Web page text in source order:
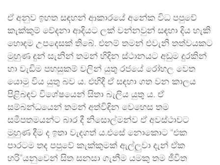
ඒ අනුව ඉහත සඳහන් ආකාරයේ අනේක විධ පපුවේ
කැක්කුම් වේදනා ආදියට ලක් වන්නවුන් සඳහා දිය හැකි
හොඳම උපදෙසක් තිබේ. එනම් තමන් එවැනි තත්වයකට
මුහුණ දුන් සැනින් තමන් හිදින ස්ථානයට අඩුම දුරකින්
හා වැඩිම පහසුකම් වලින් යුතු රජයේ රෝහල වෙත
යොමු විය යුතු බව ය. එහිදී ඒ සඳහා ගත වන කාලය
පිළිබඳව විශේෂයෙන් සිතා බැලිය යුතු ය. ඒ
සම්බන්ධයෙන් තමන් අත්විඳින වෙහෙස තම
සමීපතමයන්ට බාර දී නිසොල්මන්ව ඒ අවස්ථාවට
මුහුණ දීම ද ඉතා වැදගත් ය.එසේ නොකොට “එක
පාරටම තද පපුවේ කැක්කුමක් ඇල්ලුවා දැන් ඒක
හරි”යනුවෙන් සිත සනසා ගැනීම යමකු තම ජීවිත